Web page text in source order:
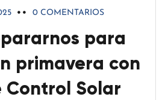
0 COMENTARIOS
para
primavera con
Control Solar